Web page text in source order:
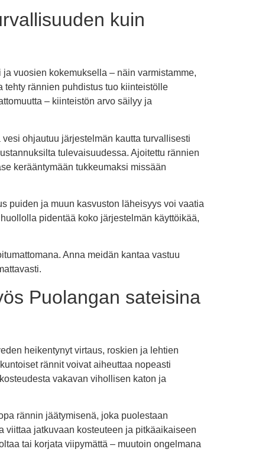
kuin
vuosien kokemuksella – näin varmistamme,
rännien puhdistus tuo kiinteistölle
– kiinteistön arvo säilyy ja
ohjautuu järjestelmän kautta turvallisesti
tulevaisuudessa. Ajoitettu rännien
kerääntymään tukkeumaksi missään
puiden ja muun kasvuston läheisyys voi vaatia
pidentää koko järjestelmän käyttöikää,
Anna meidän kantaa vastuu
Puolangan sateisina
heikentynyt virtaus, roskien ja lehtien
rännit voivat aiheuttaa nopeasti
vakavan vihollisen katon ja
rännin jäätymisenä, joka puolestaan
jatkuvaan kosteuteen ja pitkäaikaiseen
tai korjata viipymättä – muutoin ongelmana